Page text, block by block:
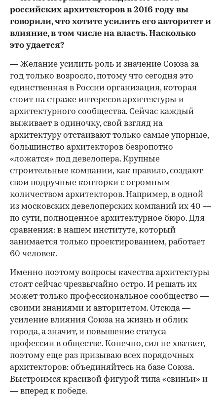
российских архитекторов в 2016 году вы
говорили, что хотите усилить его авторитет и
влияние, в том числе на власть. Насколько
это удается?
— Желание усилить роль и значение Союза за
год только возросло, потому что сегодня это
единственная в России организация, которая
стоит на страже интересов архитектуры и
архитектурного сообщества. Сейчас каждый
выживает в одиночку, свой взгляд на
архитектуру отстаивают только самые упорные,
большинство архитекторов безропотно
«ложатся» под девелопера. Крупные
строительные компании, как правило, создают
свои подручные конторки с огромным
количеством архитекторов. Например, в одной
из московских девелоперских компаний их 40 —
по сути, полноценное архитектурное бюро. Для
сравнения: в нашем институте, который
занимается только проектированием, работает
60 человек.
Именно поэтому вопросы качества архитектуры
стоят сейчас чрезвычайно остро. И решать их
может только профессиональное сообщество —
своими знаниями и авторитетом. Отсюда —
усиление влияния Союза на жизнь и облик
города, а значит, и повышение статуса
профессии в обществе. Конечно, сил не хватает,
поэтому еще раз призываю всех порядочных
архитекторов: объединяйтесь на базе Союза.
Выстроимся красивой фигурой типа «свиньи» и
— вперед к победе.